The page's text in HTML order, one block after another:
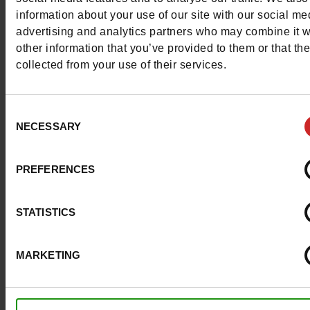
information about your use of our site with our social
advertising and analytics partners who may combine it
other information that you’ve provided to them or that
collected from your use of their services.
Selection
NECESSARY
PREFERENCES
STATISTICS
MARKETING
Kenmerken
Color NEUTRAAL
ProductAttribute.DisplayName.532
Neem je